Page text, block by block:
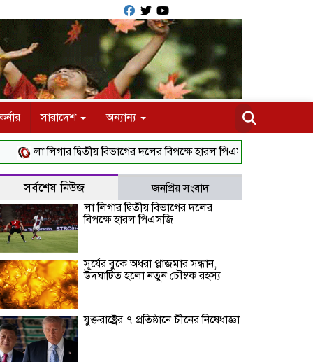
সারাদেশ অন্যান্য
লা লিগার দ্বিতীয় বিভাগের দলের বিপক্ষে হারল পিএসজি সূর্যের বুকে অধরা
সর্বশেষ নিউজ
জনপ্রিয় সংবাদ
লা লিগার দ্বিতীয় বিভাগের দলের
বিপক্ষে হারল পিএসজি
সূর্যের বুকে অধরা প্লাজমার সন্ধান,
উদ্ঘাটিত হলো নতুন চৌম্বক রহস্য
যুক্তরাষ্ট্রের ৭ প্রতিষ্ঠানে চীনের নিষেধাজ্ঞা